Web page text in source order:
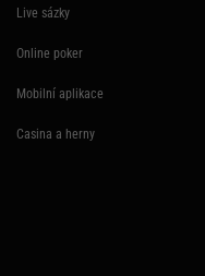
Live sázky
Online poker
Mobilní aplikace
Casina a herny